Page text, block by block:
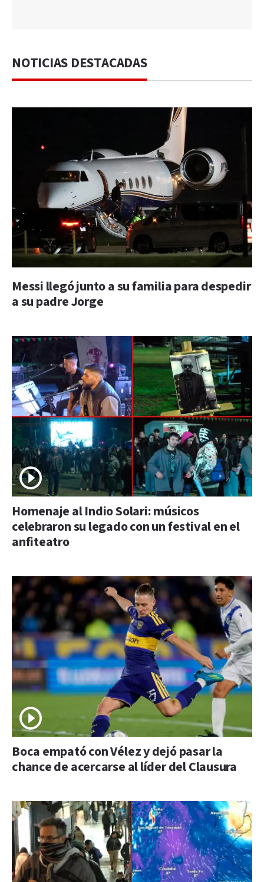
NOTICIAS DESTACADAS
Messi llegó junto a su familia para despedir
a su padre Jorge
Homenaje al Indio Solari: músicos
celebraron su legado con un festival en el
anfiteatro
Boca empató con Vélez y dejó pasar la
chance de acercarse al líder del Clausura